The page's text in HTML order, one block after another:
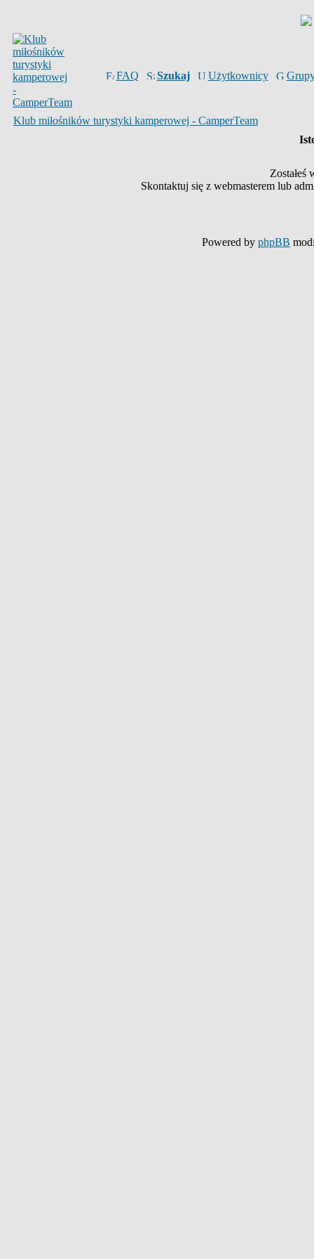
FAQ Szukaj Użytkownicy
Klub miłośników turystyki kamperowej - CamperTeam
Zostałeś
Skontaktuj się z webmasterem lub
Powered by phpBB